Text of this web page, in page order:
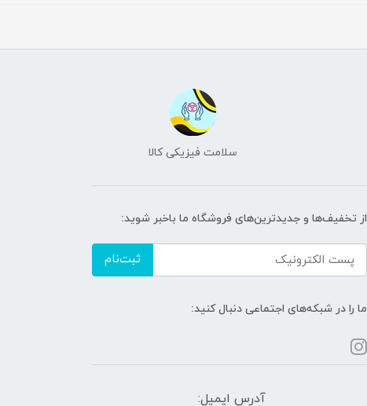
سلامت فیزیکی کالا
از تخفیف‌ها و جدیدترین‌های فروشگاه ما باخبر شوید:
ثبت‌نام
ما را در شبکه‌های اجتماعی دنبال کنید:
آدرس ایمیل: